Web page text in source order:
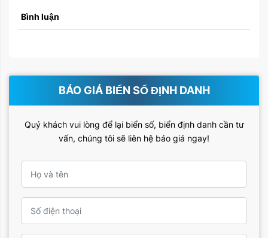
Bình luận
BÁO GIÁ BIỂN SỐ ĐỊNH DANH
Quý khách vui lòng để lại biển số, biển định danh cần tư
vấn, chúng tôi sẽ liên hệ báo giá ngay!